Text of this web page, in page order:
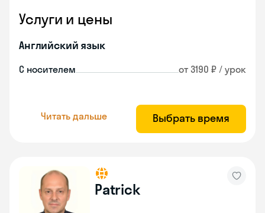
Услуги и цены
Английский язык
С носителем от 3190 ₽ / урок
Читать дальше Выбрать время
Patrick